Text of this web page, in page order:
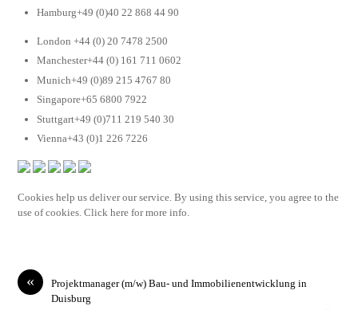
Hamburg+49 (0)40 22 868 44 90
London +44 (0) 20 7478 2500
Manchester+44 (0) 161 711 0602
Munich+49 (0)89 215 4767 80
Singapore+65 6800 7922
Stuttgart+49 (0)711 219 540 30
Vienna+43 (0)1 226 7226
Cookies help us deliver our service. By using this service, you agree to the
use of cookies. Click here for more info.
«
Projektmanager (m/w) Bau- und Immobilienentwicklung in
Duisburg